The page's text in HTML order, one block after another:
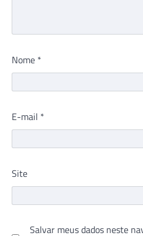
Nome *
E-mail *
Site
Salvar meus dados neste